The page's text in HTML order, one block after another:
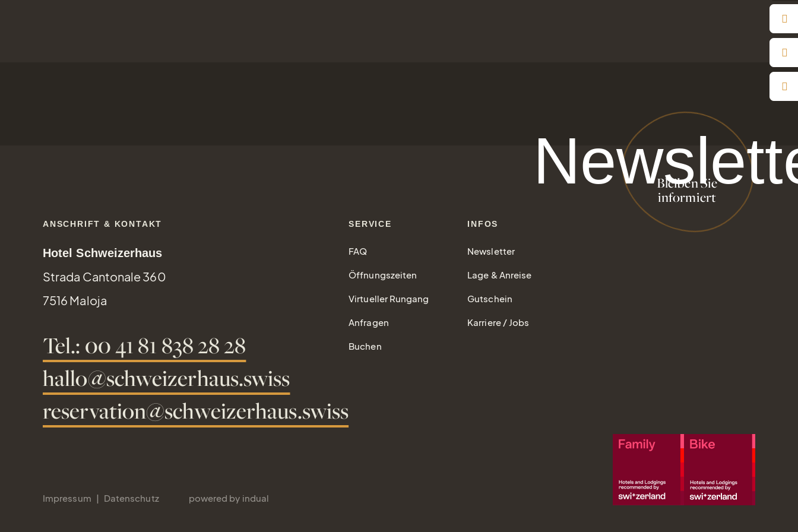
Bleiben Sie
informiert
ANSCHRIFT & KONTAKT
Hotel Schweizerhaus
Strada Cantonale 360
7516 Maloja
Tel.: 00 41 81 838 28 28
hallo@schweizerhaus.swiss
reservation@schweizerhaus.swiss
SERVICE
FAQ
Öffnungszeiten
Virtueller Rungang
Anfragen
Buchen
INFOS
Newsletter
Lage & Anreise
Gutschein
Karriere / Jobs
Impressum Datenschutz powered by indual